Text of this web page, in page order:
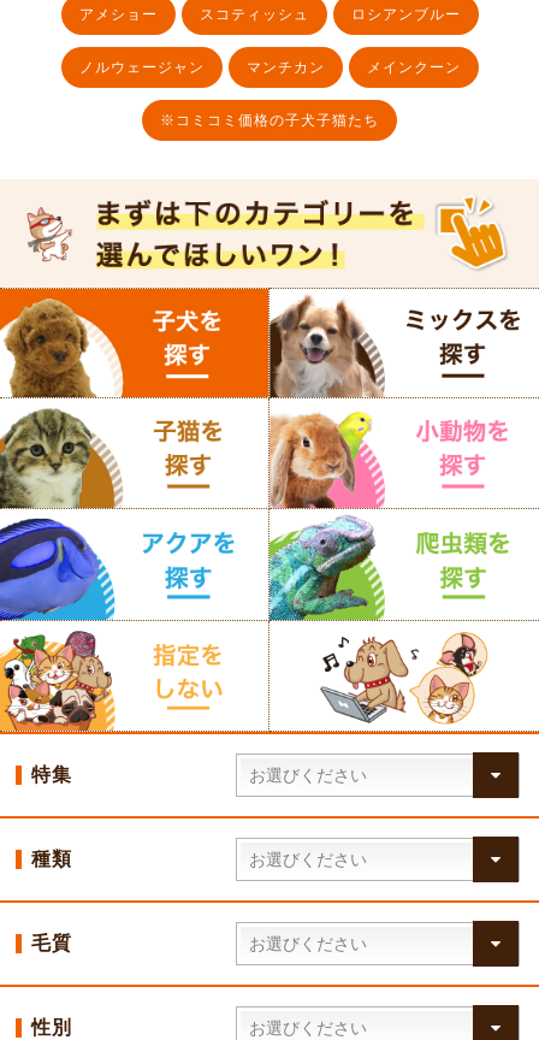
アメショー スコティッシュ ロシアンブルー
ノルウェージャン マンチカン メインクーン
※コミコミ価格の子犬子猫たち
特集
種類
毛質
性別